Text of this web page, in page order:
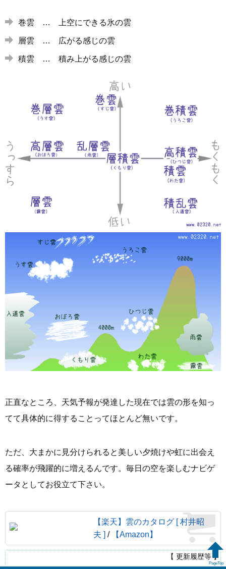
巻雲 … 上空にできる氷の雲
層雲 … 広がる感じの雲
積雲 … 積み上がる感じの雲
正直なところ、天気予報が発達した現在では雲の形を知っ
てて具体的に得することってほとんど無いです。
ただ、大まかに見分けられると美しい夕焼けや虹に出会え
る確率が飛躍的に増えるんです。毎日の空を楽しむナビゲ
ータとしてお役立て下さい。
【楽天】雲のカタログ [ 村井昭
夫 ] / 【Amazon】
【 更新履歴等 】